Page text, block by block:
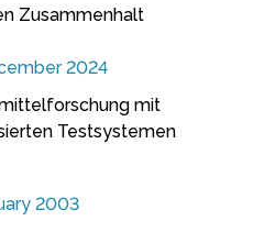
Zusammenhalt
2024
mit
Testsystemen
2003